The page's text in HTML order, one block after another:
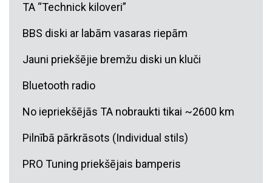
TA “Technick kiloveri”
BBS diski ar labām vasaras riepām
Jauni priekšējie bremžu diski un kluči
Bluetooth radio
No iepriekšējās TA nobraukti tikai ~2600 km
Pilnībā pārkrāsots (Individual stils)
PRO Tuning priekšējais bamperis